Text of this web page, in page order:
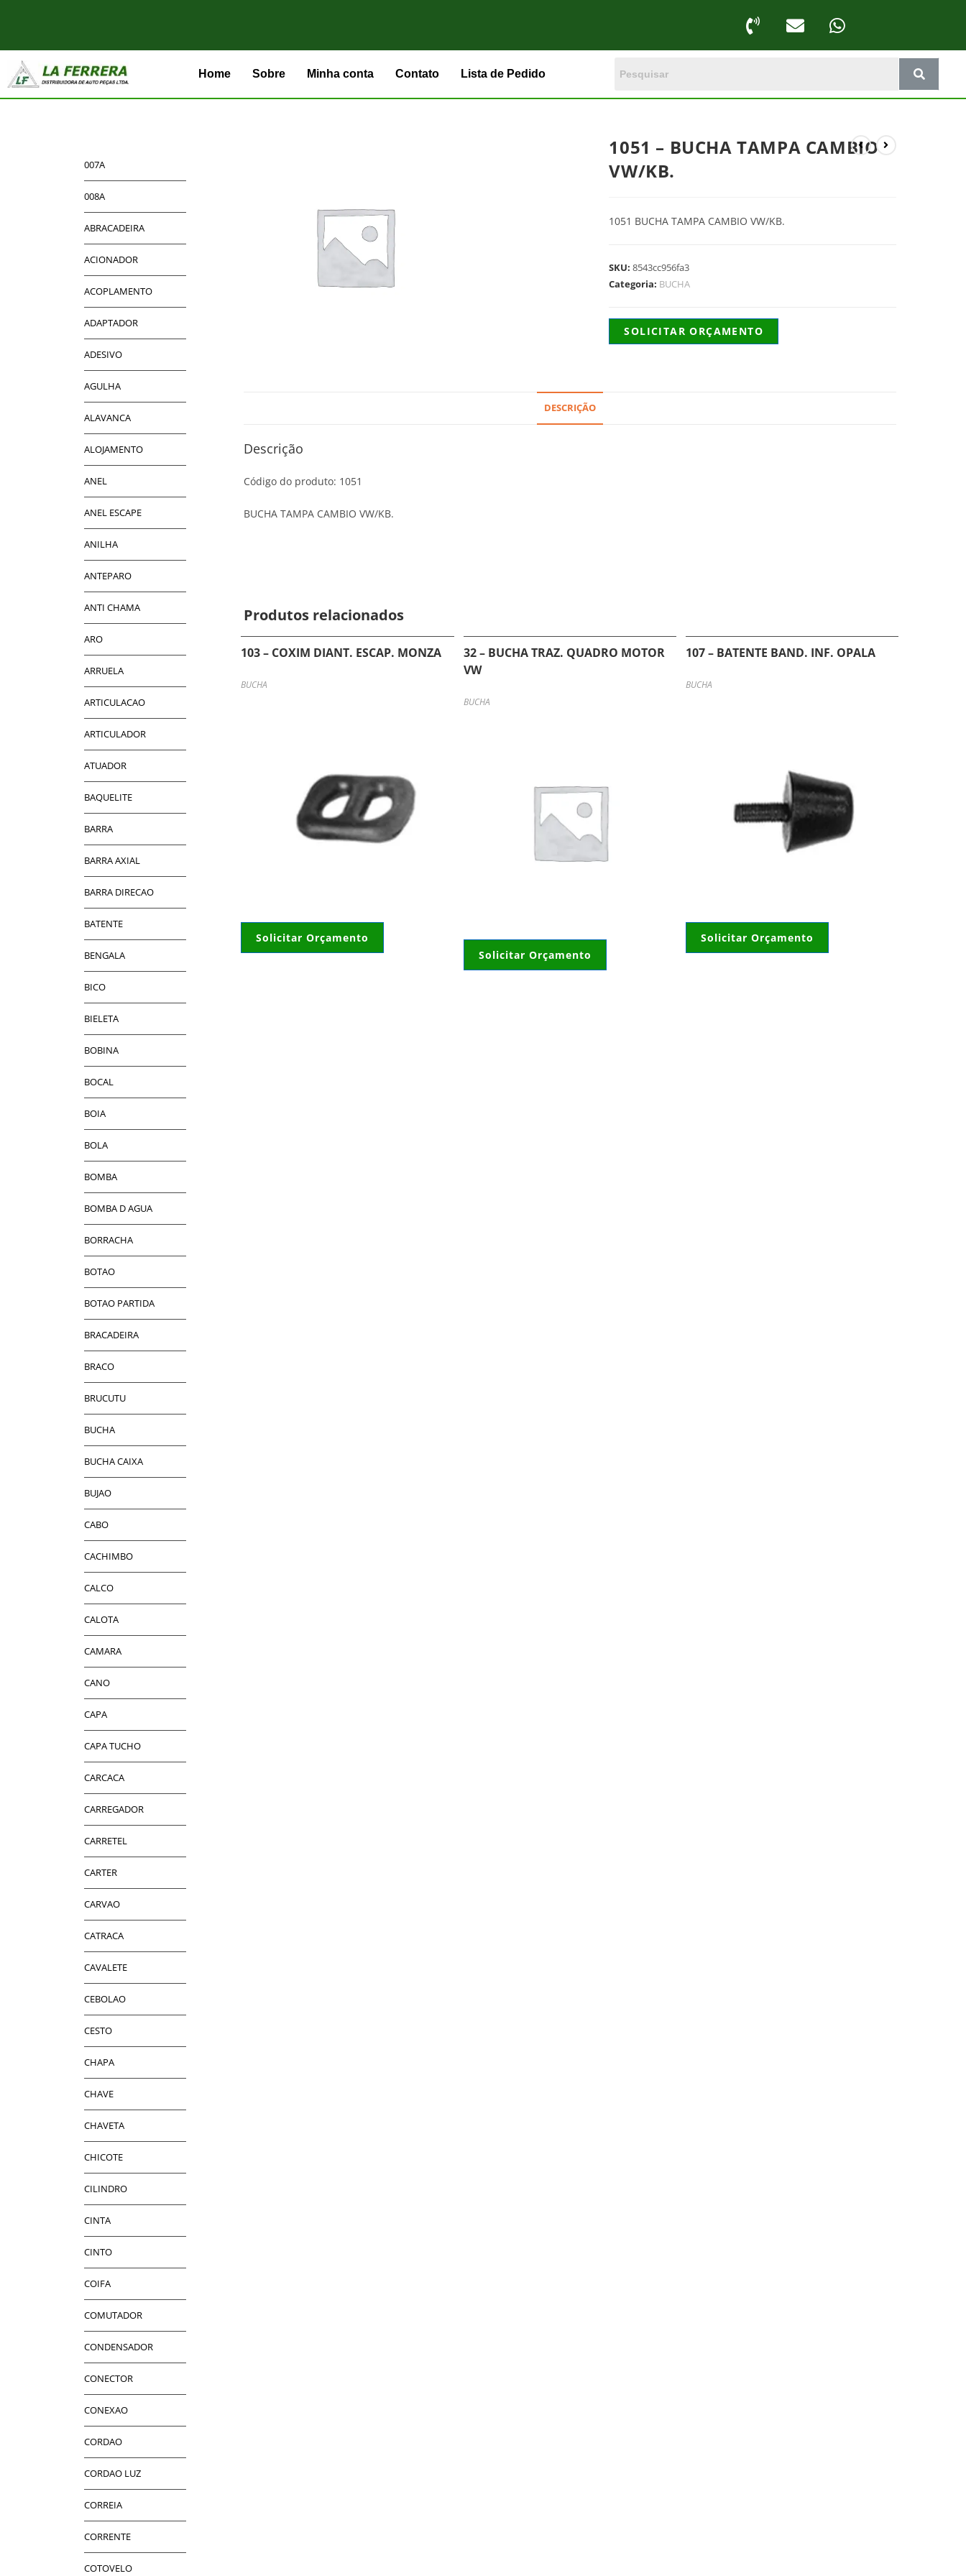
Home Sobre Minha conta Contato Lista de Pedido
1051 – BUCHA TAMPA CAMBIO
VW/KB.
1051 BUCHA TAMPA CAMBIO VW/KB.
SKU:8543cc956fa3
Categoria: BUCHA
SOLICITAR ORÇAMENTO
DESCRIÇÃO
Descrição
Código do produto: 1051
BUCHA TAMPA CAMBIO VW/KB.
Produtos relacionados
103 – COXIM DIANT. ESCAP. MONZA
BUCHA
Solicitar Orçamento
32 – BUCHA TRAZ. QUADRO MOTOR
VW
BUCHA
Solicitar Orçamento
107 – BATENTE BAND. INF. OPALA
BUCHA
Solicitar Orçamento
007A
008A
ABRACADEIRA
ACIONADOR
ACOPLAMENTO
ADAPTADOR
ADESIVO
AGULHA
ALAVANCA
ALOJAMENTO
ANEL
ANEL ESCAPE
ANILHA
ANTEPARO
ANTI CHAMA
ARO
ARRUELA
ARTICULACAO
ARTICULADOR
ATUADOR
BAQUELITE
BARRA
BARRA AXIAL
BARRA DIRECAO
BATENTE
BENGALA
BICO
BIELETA
BOBINA
BOCAL
BOIA
BOLA
BOMBA
BOMBA D AGUA
BORRACHA
BOTAO
BOTAO PARTIDA
BRACADEIRA
BRACO
BRUCUTU
BUCHA
BUCHA CAIXA
BUJAO
CABO
CACHIMBO
CALCO
CALOTA
CAMARA
CANO
CAPA
CAPA TUCHO
CARCACA
CARREGADOR
CARRETEL
CARTER
CARVAO
CATRACA
CAVALETE
CEBOLAO
CESTO
CHAPA
CHAVE
CHAVETA
CHICOTE
CILINDRO
CINTA
CINTO
COIFA
COMUTADOR
CONDENSADOR
CONECTOR
CONEXAO
CORDAO
CORDAO LUZ
CORREIA
CORRENTE
COTOVELO